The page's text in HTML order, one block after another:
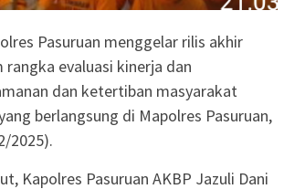
Pasuruan menggelar rilis akhir
rangka evaluasi kinerja dan
dan ketertiban masyarakat
berlangsung di Mapolres Pasuruan,
2025).
Kapolres Pasuruan AKBP Jazuli Dani